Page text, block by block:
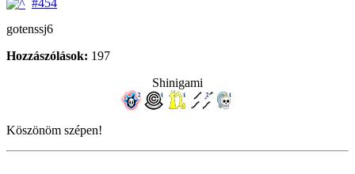
#454
gotenssj6
Hozzászólások: 197
Shinigami
Köszönöm szépen!